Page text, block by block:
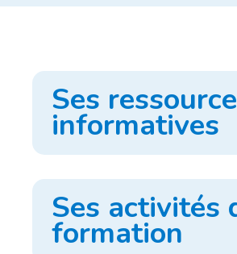
Ses
informatives
Ses activités
formation